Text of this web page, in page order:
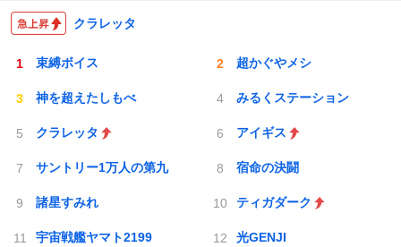
クラレッタ
束縛ボイス 超かぐやメシ
神を超えたしもべ みるくステーション
クラレッタ アイギス
サントリー1万人の第九 宿命の決闘
諸星すみれ ティガダーク
宇宙戦艦ヤマト2199 光GENJI